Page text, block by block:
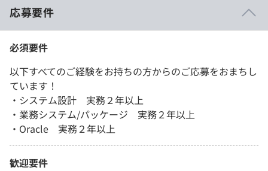
応募要件
必須要件
以下すべてのご経験をお持ちの方からのご応募をおまちし
ています！
・システム設計 実務２年以上
・業務システム/パッケージ 実務２年以上
・Oracle 実務２年以上
歓迎要件